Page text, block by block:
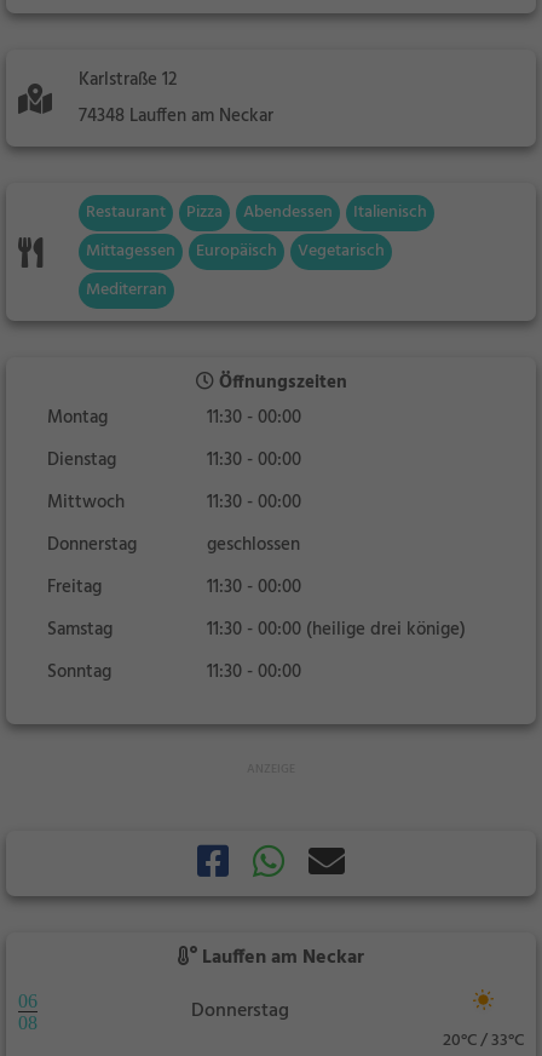
Karlstraße 12
74348 Lauffen am Neckar
Restaurant Pizza Abendessen
Italienisch
Mittagessen
Europäisch
Vegetarisch
Mediterran
Öffnungszeiten
Montag
11:30 - 00:00
Dienstag
11:30 - 00:00
Mittwoch
11:30 - 00:00
Donnerstag
geschlossen
Freitag
11:30 - 00:00
Samstag
11:30 - 00:00 (heilige drei könige)
Sonntag
11:30 - 00:00
Lauffen am Neckar
06
08
Donnerstag
20°C / 33°C